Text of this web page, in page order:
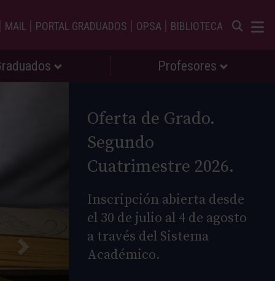
| MAIL | PORTAL GRADUADOS | OPSA | BIBLIOTECA
Profesores
Oferta de Grado.
Segundo
Cuatrimestre 2026.
Inscripción abierta desde
el 30 de julio al 4 de agosto
a través del Sistema
Académico.